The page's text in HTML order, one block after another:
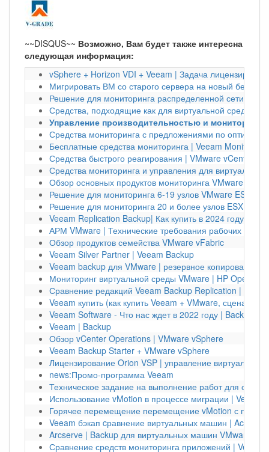
~~DISQUS~~ Возможно, Вам будет также интересна
следующая информация:
vSphere + Horizon VDI + Veeam | Задача
Мигрировать ВМ со старого сервера на новый без
Решение для мониторинга распределенной сети
Средства, подходящие как для виртуальной среды,
Управление производительностью и мониторинг
Средства мониторинга с предложениями по
Бесплатные средства мониторинга | Veeam Monitor
Средства быстрого реагирования | VMware vCenter
Средства мониторинга и управления для
Обзор основных продуктов мониторинга VMware |
Решение для мониторинга 6-19 узлов VMware ESXi
Решение для мониторинга 20 и более узлов ESX
Veeam Replication Backup| Как купить в 2024 году?
АРМ VMware | Технические требования рабочих мест
Обзор продуктов семейства VMware vFabric
Veeam Silver Partner | Veeam Backup
Veeam backup для VMware | резервное копирование
Мониторинг виртуальной среды VMware | HP
Сравнение редакций Veeam Backup Replication |
Veeam купить (как купить Veeam + VMware, сценарий
Veeam Software - Что нас ждет в 2022 году | Backup
Veeam | Backup
Обзор vCenter Operations | VMware vSphere
Veeam Backup Starter + VMware vSphere
Лицензирование Orion VSP | управление виртуальной
news:Промо-программа Veeam
Техническое задание на выполнение работ для
Использование vMotion в процессе миграции | Veeam
Горячее перемещение перемещение vMotion с
Veeam бэкап cравнение виртуальных машин | Acronis
Arcserve | Backup для виртуальных машин VMware
Сравнение средств мониторинга приложений | Veeam